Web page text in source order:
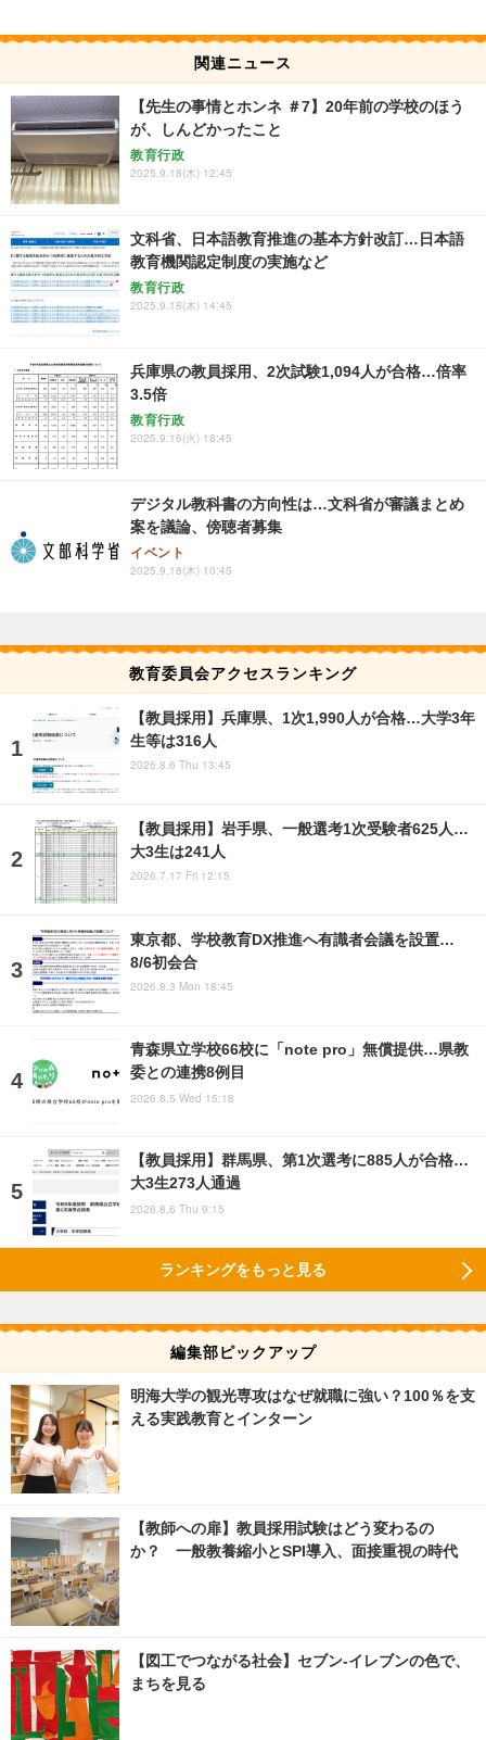
関連ニュース
【先生の事情とホンネ ＃7】20年前の学校のほう
が、しんどかったこと
教育行政
2025.9.18(木) 12:45
文科省、日本語教育推進の基本方針改訂…日本語
教育機関認定制度の実施など
教育行政
2025.9.18(木) 14:45
兵庫県の教員採用、2次試験1,094人が合格…倍率
3.5倍
教育行政
2025.9.16(火) 18:45
デジタル教科書の方向性は…文科省が審議まとめ
案を議論、傍聴者募集
イベント
2025.9.18(木) 10:45
教育委員会アクセスランキング
【教員採用】兵庫県、1次1,990人が合格…大学3年
生等は316人
2026.8.6 Thu 13:45
【教員採用】岩手県、一般選考1次受験者625人…
大3生は241人
2026.7.17 Fri 12:15
東京都、学校教育DX推進へ有識者会議を設置…
8/6初会合
2026.8.3 Mon 18:45
青森県立学校66校に「note pro」無償提供…県教
委との連携8例目
2026.8.5 Wed 15:18
【教員採用】群馬県、第1次選考に885人が合格…
大3生273人通過
2026.8.6 Thu 9:15
ランキングをもっと見る
編集部ピックアップ
明海大学の観光専攻はなぜ就職に強い？100％を支
える実践教育とインターン
【教師への扉】教員採用試験はどう変わるの
か？ 一般教養縮小とSPI導入、面接重視の時代
【図工でつながる社会】セブン‐イレブンの色で、
まちを見る